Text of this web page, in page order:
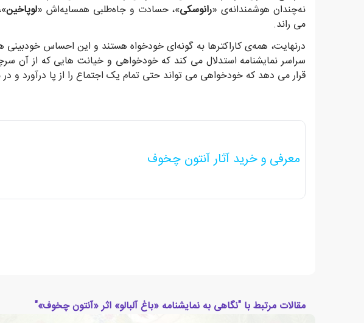
نه‌چندان هوشمندانه‌ی «رانوسکی»، حسادت و جاه‌طلبی همسایه‌اش «لوپاخین
می راند.
درنهایت، همه‌ی کاراکترها به گونه‌ای خودخواه هستند و این احساس
سراسر نمایشنامه استدلال می کند که خودخواهی و خیانت هایی که از
قرار می دهد که خودخواهی می تواند حتی تمام یک اجتماع را از پا درآورد و
معرفی و خرید آثار آنتون چخوف
مقالات مرتبط با "نگاهی به نمایشنامه «باغ آلبالو» اثر «آنتون چخوف»"